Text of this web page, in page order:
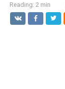
Reading: 2 min